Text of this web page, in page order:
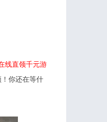
线直领千元游
你还在等什